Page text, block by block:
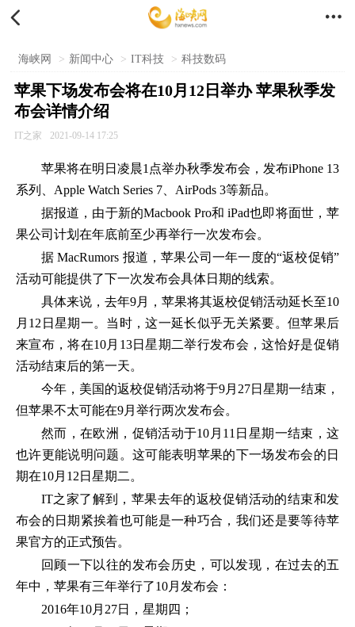
 
海峡网 > 新闻中心 > IT科技 > 科技数码
苹果下场发布会将在10月12日举办 苹果秋季发
布会详情介绍
IT之家 2021-09-14 17:25
苹果将在明日凌晨1点举办秋季发布会，发布iPhone 13
系列、Apple Watch Series 7、AirPods 3等新品。
据报道，由于新的Macbook Pro和 iPad也即将面世，苹
果公司计划在年底前至少再举行一次发布会。
据 MacRumors 报道，苹果公司一年一度的“返校促销”
活动可能提供了下一次发布会具体日期的线索。
具体来说，去年9月，苹果将其返校促销活动延长至10
月12日星期一。当时，这一延长似乎无关紧要。但苹果后
来宣布，将在10月13日星期二举行发布会，这恰好是促销
活动结束后的第一天。
今年，美国的返校促销活动将于9月27日星期一结束，
但苹果不太可能在9月举行两次发布会。
然而，在欧洲，促销活动于10月11日星期一结束，这
也许更能说明问题。这可能表明苹果的下一场发布会的日
期在10月12日星期二。
IT之家了解到，苹果去年的返校促销活动的结束和发
布会的日期紧挨着也可能是一种巧合，我们还是要等待苹
果官方的正式预告。
回顾一下以往的发布会历史，可以发现，在过去的五
年中，苹果有三年举行了10月发布会：
2016年10月27日，星期四；